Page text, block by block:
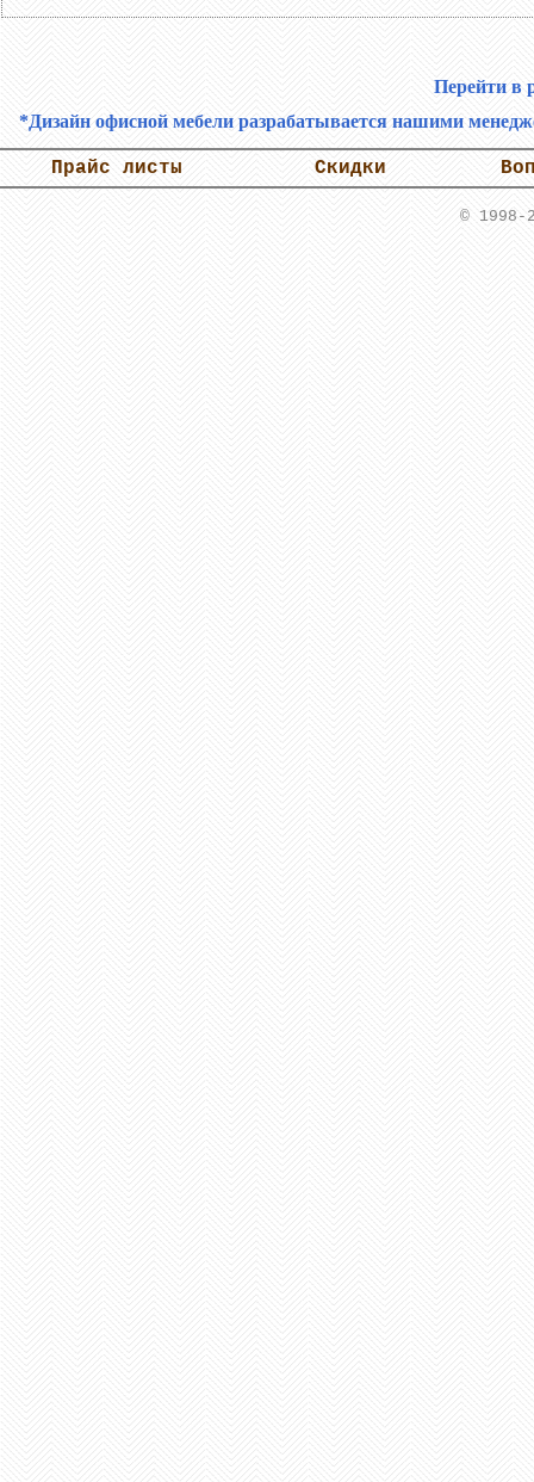
Перейти в
*Дизайн офисной мебели разрабатывается нашими
Прайс листы Скидки
© 1998-